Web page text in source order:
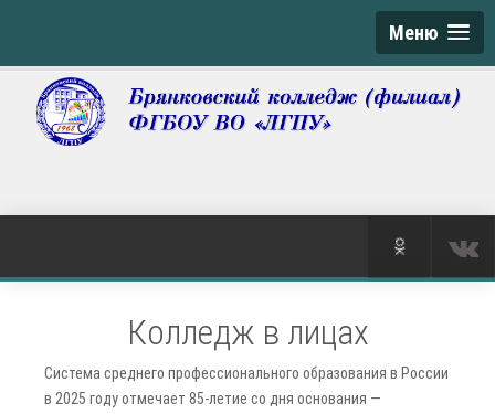
Меню
Колледж в лицах
Система среднего профессионального образования в России
в 2025 году отмечает 85-летие со дня основания —